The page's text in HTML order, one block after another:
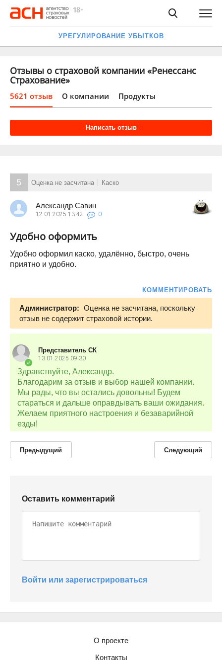
УРЕГУЛИРОВАНИЕ УБЫТКОВ
Отзывы о страховой компании «Ренессанс
Страхование»
5621 отзыв О компании Продукты
Написать отзыв
5 Оценка не засчитана Каско
Александр Савин
12.01.2025 13:42 0
Удобно оформить
Удобно оформил каско, удалённо, быстро, очень
приятно и удобно.
КОММЕНТИРОВАТЬ
Администратор: Оценка не засчитана, поскольку
отзыв не содержит страховой истории.
Представитель СК
13.01.2025 09:30
Здравствуйте, Александр.
Благодарим за отзыв и выбор нашей компании.
Мы рады, что вы остались довольны! Будем
стараться и дальше оправдывать ваши ожидания.
Желаем приятного настроения и безаварийной
езды!
Предыдущий Следующий
Оставить комментарий
Войти или зарегистрироваться
О проекте
Контакты